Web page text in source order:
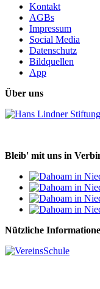
Kontakt
AGBs
Impressum
Social Media
Datenschutz
Bildquellen
App
Über uns
Bleib' mit uns in
Nützliche